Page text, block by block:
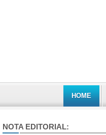
HOME
NOTA EDITORIAL: